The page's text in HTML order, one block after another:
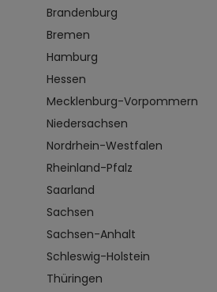
Brandenburg
Bremen
Hamburg
Hessen
Mecklenburg-Vorpommern
Niedersachsen
Nordrhein-Westfalen
Rheinland-Pfalz
Saarland
Sachsen
Sachsen-Anhalt
Schleswig-Holstein
Thüringen